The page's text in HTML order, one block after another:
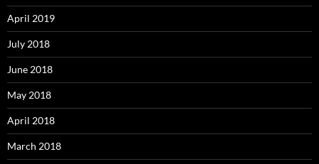
April 2019
July 2018
June 2018
May 2018
April 2018
March 2018